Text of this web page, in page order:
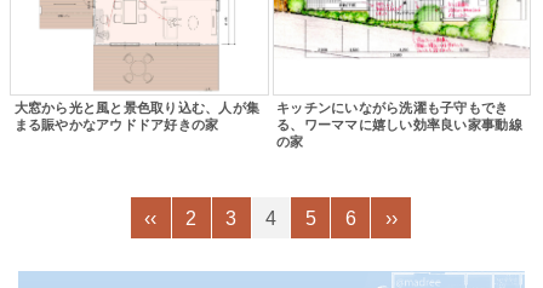
大窓から光と風と景色取り込む、人が集
まる賑やかなアウドドア好きの家
キッチンにいながら洗濯も子守もでき
る、ワーママに嬉しい効率良い家事動線
の家
‹‹ 2 3 4 5 6 ››